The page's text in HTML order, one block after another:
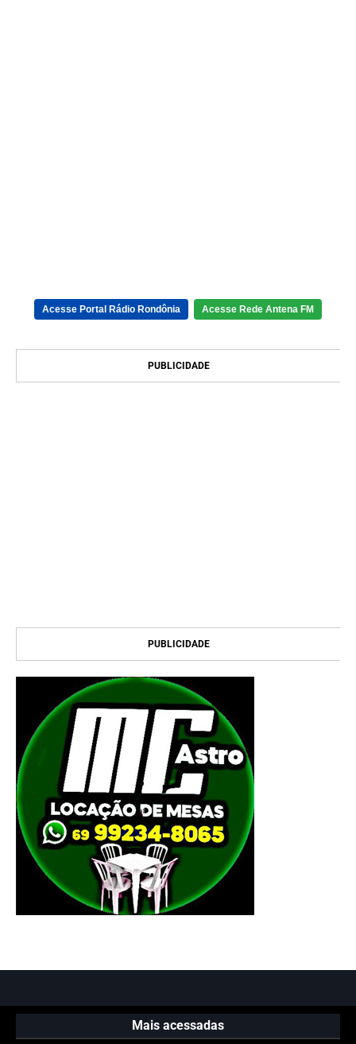
Acesse Portal Rádio Rondônia Acesse Rede Antena FM
PUBLICIDADE
PUBLICIDADE
Mais acessadas